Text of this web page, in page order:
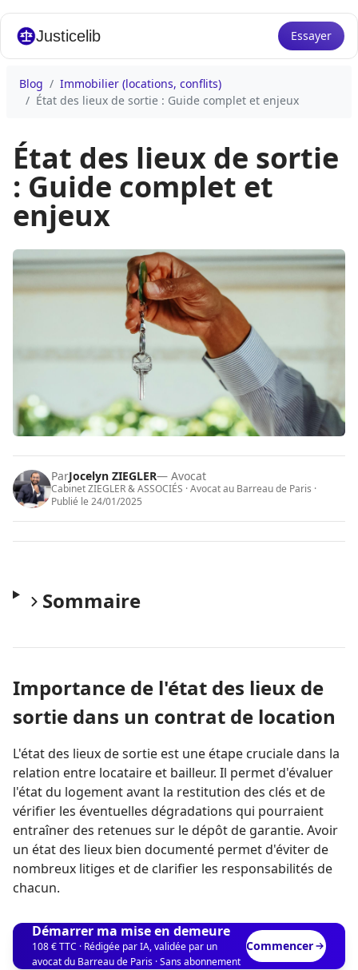
Justicelib Essayer
Blog
Immobilier (locations, conflits)
État des lieux de sortie : Guide complet et enjeux
État des lieux de sortie
: Guide complet et
enjeux
ParJocelyn ZIEGLER— Avocat
Cabinet ZIEGLER & ASSOCIÉS · Avocat au Barreau de Paris ·
Publié le 24/01/2025
Sommaire
Importance de l'état des lieux de
sortie dans un contrat de location
L'état des lieux de sortie est une étape cruciale dans la
relation entre locataire et bailleur. Il permet d'évaluer
l'état du logement avant la restitution des clés et de
vérifier les éventuelles dégradations qui pourraient
entraîner des retenues sur le dépôt de garantie. Avoir
un état des lieux bien documenté permet d'éviter de
nombreux litiges et de clarifier les responsabilités de
chacun.
Démarrer ma mise en demeure
108 € TTC · Rédigée par IA, validée par un
avocat du Barreau de Paris · Sans abonnement
Commencer